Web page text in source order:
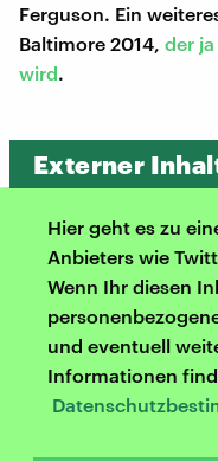
Ferguson. Ein
Baltimore 2014, der
wird.
Externer
Hier geht es zu
Anbieters wie
Wenn Ihr diesen
und eventuell
Informationen